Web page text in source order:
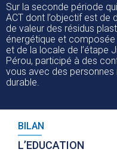
Sur la seconde période
ACT dont l’objectif est
de valeur des résidus
énergétique et composée
et de la locale de l’étape
Pérou, participé à des
vous avec des personnes
durable.
BILAN
L’EDUCATION